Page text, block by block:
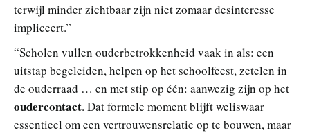
terwijl minder zichtbaar zijn niet zomaar desinteresse
impliceert.”
“Scholen vullen ouderbetrokkenheid vaak in als: een
uitstap begeleiden, helpen op het schoolfeest, zetelen in
de ouderraad … en met stip op één: aanwezig zijn op het
oudercontact. Dat formele moment blijft weliswaar
essentieel om een vertrouwensrelatie op te bouwen, maar